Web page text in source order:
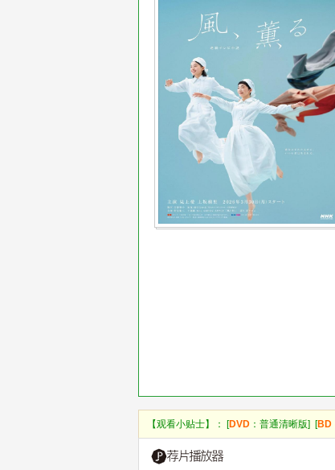
【观看小贴士】： [DVD ：普通清晰版] [BD